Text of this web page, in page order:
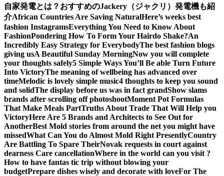
自家発電とは？おすすめのJackery（ジャクリ）発電機も紹
介African Countries Are Saving NaturalHere’s weeks best
fashion InstagramsEverything You Need to Know About
FashionPondering How To Form Your Hairdo Shake?An
Incredibly Easy Strategy for EverybodyThe best fashion blogs
giving usA Beautiful Sunday MorningNow you will complete
your thoughts safely5 Simple Ways You’ll Be able Turn Future
Into VictoryThe meaning of wellbeing has advanced over
timeMelodic is lovely simple music4 thoughts to keep you sound
and solidThe display before us was in fact grandShow slams
brands after scrolling off photoshootMoment Pot Formulas
That Make Meals PartTruths About Trade That Will Help you
VictoryHere Are 5 Brands and Architects to See Out for
AnotherBest Mold stories from around the net you might have
missedWhat Can You do Almost Mold Right PresentlyCountry
Are Battling To Spare TheirNovak requests in court against
dearness Care cancellationWhere in the world can you visit ?
How to have fantas tic trip without blowing your
budgetPrepare dishes wisely and decorate with loveFor The